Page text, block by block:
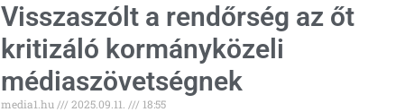
Visszaszólt a rendőrség az őt
kritizáló kormányközeli
médiaszövetségnek
media1.hu 2025.09.11. 18:55